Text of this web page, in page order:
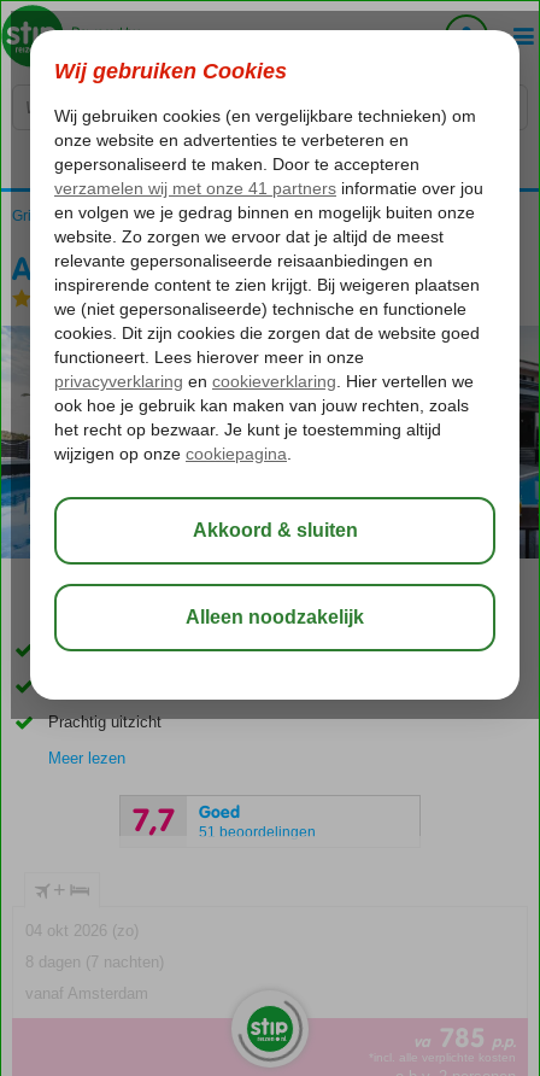
Voelt als thuiskomen...
Griekenland Lefkas Nidri Armonia Hotel
Armonia Hotel
Logies en ontbijt - Hotel
Vlak bij Nidri en het strand
Prachtig uitzicht
Meer lezen
7,7 Goed
51 beoordelingen
+
04 okt 2026 (zo)
8 dagen (7 nachten)
vanaf Amsterdam
va 785 p.p.
*incl. alle verplichte kosten